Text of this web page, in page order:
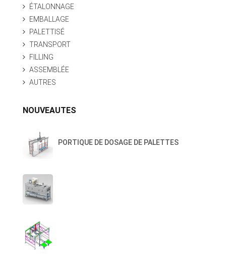
ÉTALONNAGE
EMBALLAGE
PALETTISÉ
TRANSPORT
FILLING
ASSEMBLÉE
AUTRES
NOUVEAUTES
PORTIQUE DE DOSAGE DE PALETTES